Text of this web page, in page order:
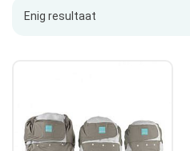
Enig resultaat